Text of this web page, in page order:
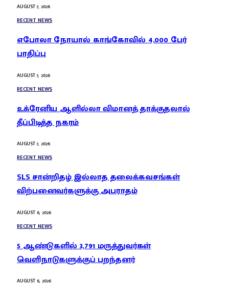
AUGUST 7, 2026
RECENT NEWS
எபோலா நோயால் காங்கோவில் 4,000 பேர்
பாதிப்பு
AUGUST 7, 2026
RECENT NEWS
உக்ரேனிய ஆளில்லா விமானத் தாக்குதலால்
தீப்பிடித்த நகரம்
AUGUST 7, 2026
RECENT NEWS
SLS சான்றிதழ் இல்லாத தலைக்கவசங்கள்
விற்பனைவர்களுக்கு அபராதம்
AUGUST 6, 2026
RECENT NEWS
5 ஆண்டுகளில் 3,791 மருத்துவர்கள்
வெளிநாடுகளுக்குப் பறந்தனர்
AUGUST 6, 2026